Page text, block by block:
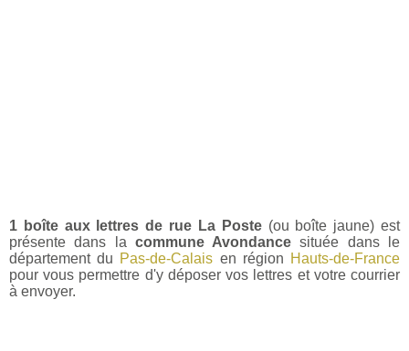
1 boîte aux lettres de rue La Poste(ou boîte jaune) est
présente dans la commune Avondance située dans le
département du Pas-de-Calais en région Hauts-de-France
pour vous permettre d'y déposer vos lettres et votre courrier
à envoyer.